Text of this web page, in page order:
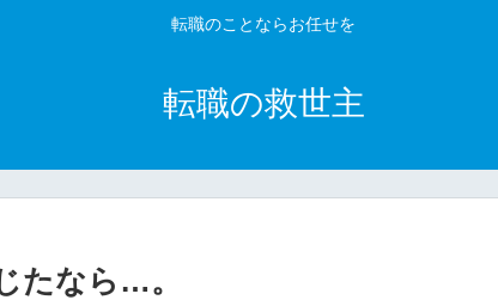
転職のことならお任せを
転職の救世主
たなら…。